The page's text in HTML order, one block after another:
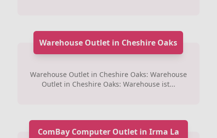
Warehouse Outlet in Cheshire Oaks
Warehouse Outlet in Cheshire Oaks: Warehouse
Outlet in Cheshire Oaks: Warehouse ist...
ComBay Computer Outlet in Irma La